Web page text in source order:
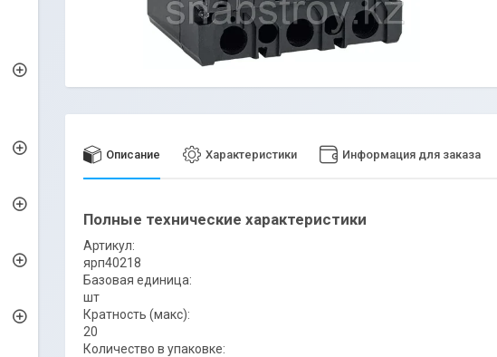
Описание Характеристики Информация для заказа
Полные технические характеристики
Артикул:
ярп40218
Базовая единица:
шт
Кратность (макс):
20
Количество в упаковке: